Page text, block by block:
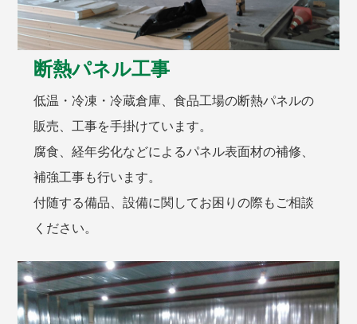
断熱パネル工事
低温・冷凍・冷蔵倉庫、食品工場の断熱パネルの
販売、工事を手掛けています。
腐食、経年劣化などによるパネル表面材の補修、
補強工事も行います。
付随する備品、設備に関してお困りの際もご相談
ください。